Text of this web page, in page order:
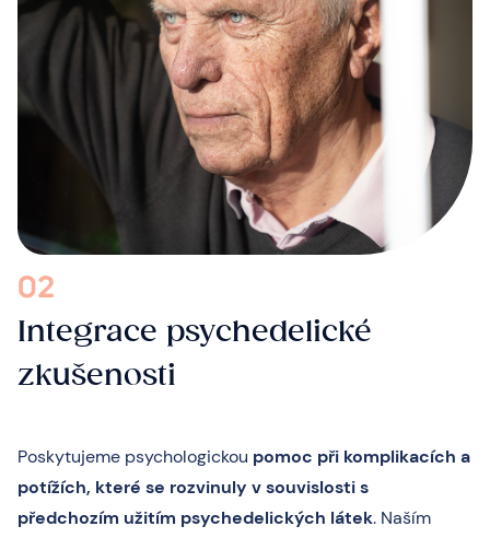
02
Integrace psychedelické
zkušenosti
Poskytujeme psychologickou pomoc při komplikacích a
potížích, které se rozvinuly v souvislosti s
předchozím užitím psychedelických látek. Naším